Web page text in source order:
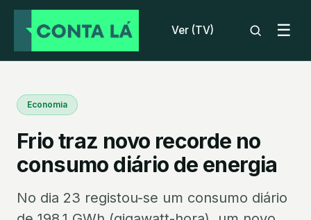
Ver (TV) ☰
Economia
Frio traz novo recorde no
consumo diário de energia
No dia 23 registou-se um consumo diário